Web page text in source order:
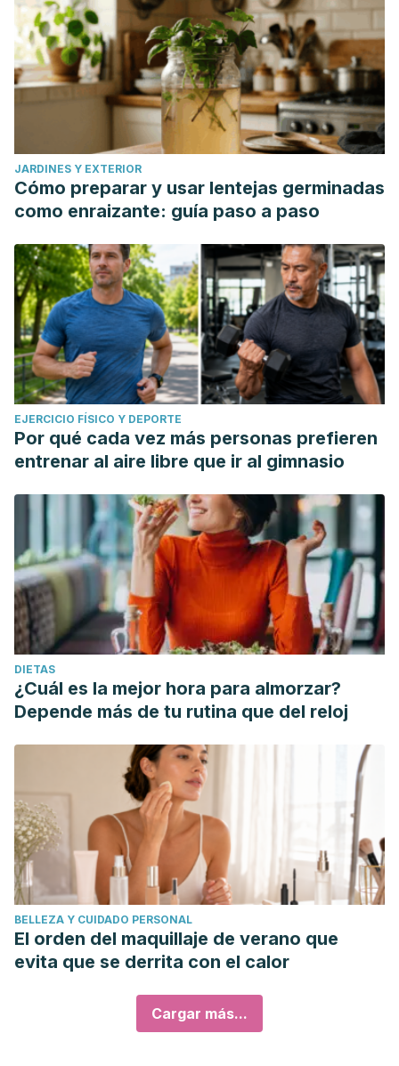
JARDINES Y EXTERIOR
Cómo preparar y usar lentejas germinadas
como enraizante: guía paso a paso
EJERCICIO FÍSICO Y DEPORTE
Por qué cada vez más personas prefieren
entrenar al aire libre que ir al gimnasio
DIETAS
¿Cuál es la mejor hora para almorzar?
Depende más de tu rutina que del reloj
BELLEZA Y CUIDADO PERSONAL
El orden del maquillaje de verano que
evita que se derrita con el calor
Cargar más...